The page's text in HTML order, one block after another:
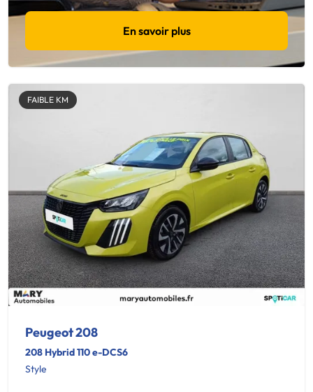
En savoir plus
FAIBLE KM
Peugeot 208
208 Hybrid 110 e-DCS6
Style